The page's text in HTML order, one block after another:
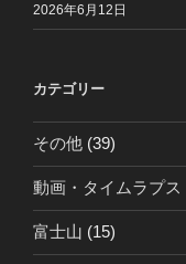
2026年6月12日
カテゴリー
その他 (39)
動画・タイムラプス
富士山 (15)